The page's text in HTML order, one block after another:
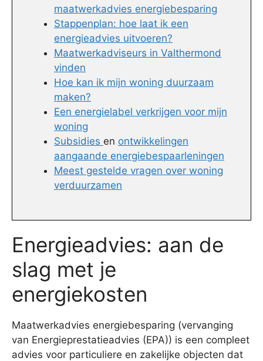
maatwerkadvies energiebesparing
Stappenplan: hoe laat ik een
energieadvies uitvoeren?
Maatwerkadviseurs in Valthermond
vinden
Hoe kan ik mijn woning duurzaam
maken?
Een energielabel verkrijgen voor mijn
woning
Subsidies en ontwikkelingen
aangaande energiebespaarleningen
Meest gestelde vragen over woning
verduurzamen
Energieadvies: aan de
slag met je
energiekosten
Maatwerkadvies energiebesparing (vervanging
van Energieprestatieadvies (EPA)) is een compleet
advies voor particuliere en zakelijke objecten dat